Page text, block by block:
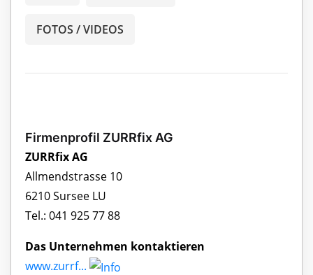
FOTOS / VIDEOS
Firmenprofil ZURRfix AG
ZURRfix AG
Allmendstrasse 10
6210 Sursee LU
Tel.: 041 925 77 88
Das Unternehmen kontaktieren
www.zurrf...